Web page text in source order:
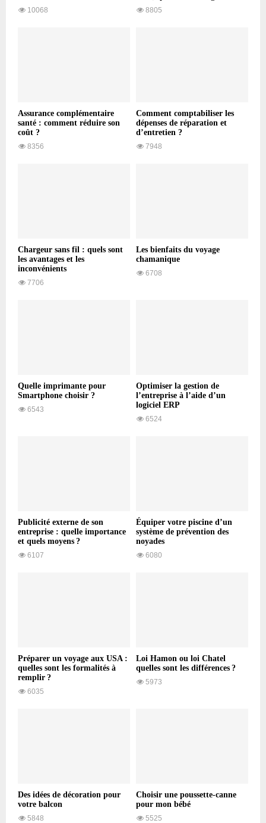
10068 8805
Assurance complémentaire
santé : comment réduire son
coût ?
8356
Comment comptabiliser les
dépenses de réparation et
d’entretien ?
7948
Chargeur sans fil : quels sont
les avantages et les
inconvénients
7706
Les bienfaits du voyage
chamanique
6708
Quelle imprimante pour
Smartphone choisir ?
6543
Optimiser la gestion de
l’entreprise à l’aide d’un
logiciel ERP
6524
Publicité externe de son
entreprise : quelle importance
et quels moyens ?
6107
Équiper votre piscine d’un
système de prévention des
noyades
6080
Préparer un voyage aux USA :
quelles sont les formalités à
remplir ?
6035
Loi Hamon ou loi Chatel
quelles sont les différences ?
5973
Des idées de décoration pour
votre balcon
5848
Choisir une poussette-canne
pour mon bébé
5525